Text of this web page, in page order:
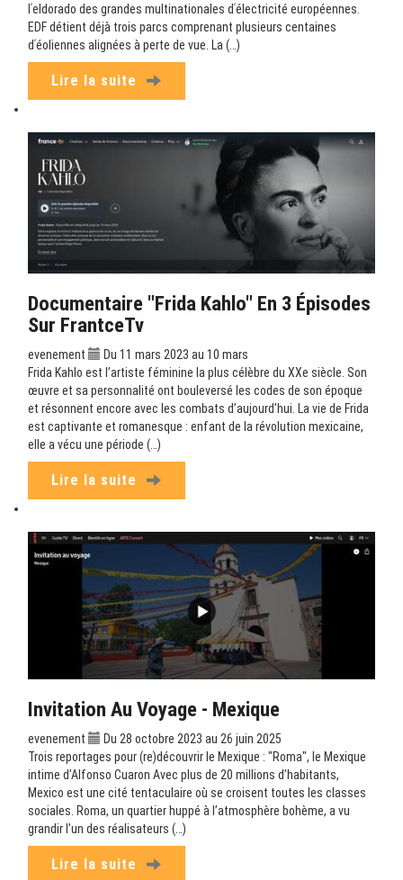
lʹeldorado des grandes multinationales dʹélectricité européennes.
EDF détient déjà trois parcs comprenant plusieurs centaines
dʹéoliennes alignées à perte de vue. La (…)
Lire la suite
Documentaire "Frida Kahlo" En 3 Épisodes
Sur FrantceTv
evenement
Du 11 mars 2023 au 10 mars
Frida Kahlo est l’artiste féminine la plus célèbre du XXe siècle. Son
œuvre et sa personnalité ont bouleversé les codes de son époque
et résonnent encore avec les combats d’aujourd’hui. La vie de Frida
est captivante et romanesque : enfant de la révolution mexicaine,
elle a vécu une période (…)
Lire la suite
Invitation Au Voyage - Mexique
evenement
Du 28 octobre 2023 au 26 juin 2025
Trois reportages pour (re)découvrir le Mexique : "Roma", le Mexique
intime d’Alfonso Cuaron Avec plus de 20 millions d’habitants,
Mexico est une cité tentaculaire où se croisent toutes les classes
sociales. Roma, un quartier huppé à l’atmosphère bohème, a vu
grandir l’un des réalisateurs (…)
Lire la suite